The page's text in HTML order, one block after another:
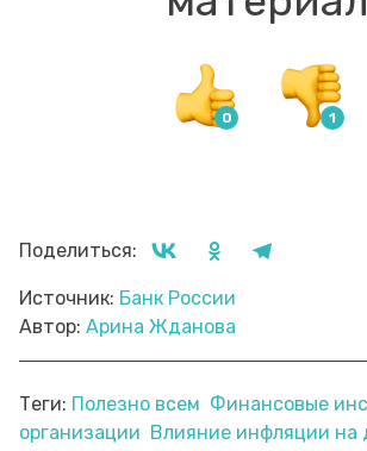
Поделиться:
Источник: Банк России
Автор: Арина Жданова
Теги: Полезно всем Финансовые
организации Влияние инфляции на